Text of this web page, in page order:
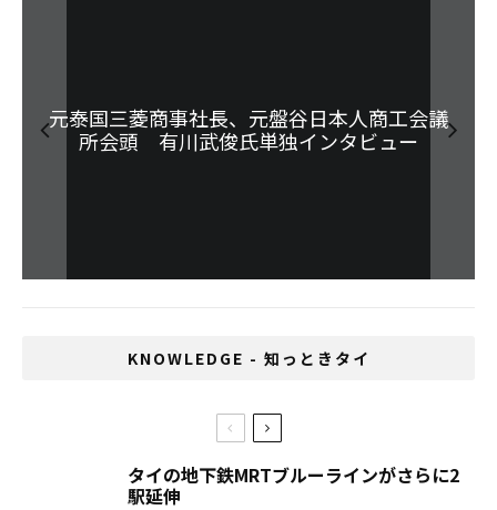
元泰国三菱商事社長、元盤谷日本人商工会議
所会頭 有川武俊氏単独インタビュー
東南アジアで旋風を巻き起こすカラースタイ
リスト、田岡道子さん独占インタビュー
「ふれあいの大切さを伝えたい！」高校英語
教師、徳永美沙さん
アイドルインタビュー「NEEDS」in 日本博バ
ンコク2019
日本のイラストレーターとタイのシンガーソ
ングライターの繋がり
KNOWLEDGE - 知っときタイ
タイの地下鉄MRTブルーラインがさらに2
駅延伸